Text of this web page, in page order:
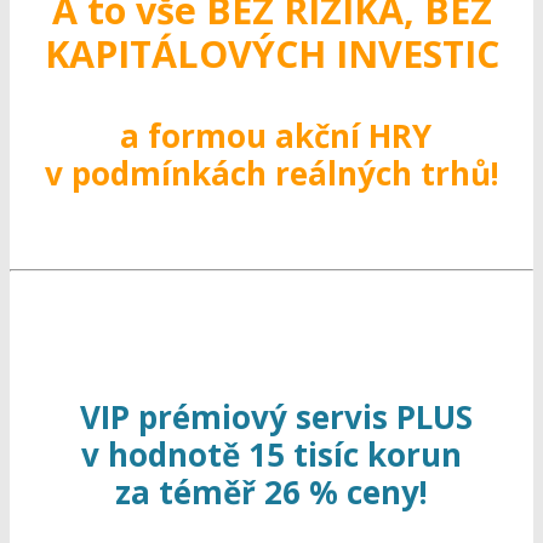
KAPITÁLOVÝCH INVESTIC
a formou akční HRY
v podmínkách reálných trhů!
VIP prémiový servis PLUS
v hodnotě 15 tisíc korun
za téměř 26 % ceny!